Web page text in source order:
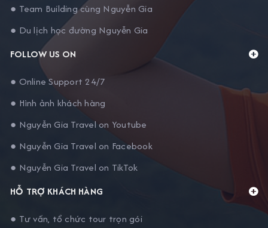
● Team Building cùng Nguyễn Gia
● Du lịch học đường Nguyễn Gia
FOLLOW US ON
● Online Support 24/7
● Hình ảnh khách hàng
● Nguyễn Gia Travel on Youtube
● Nguyễn Gia Travel on Facebook
● Nguyễn Gia Travel on TikTok
HỖ TRỢ KHÁCH HÀNG
● Tư vấn, tổ chức tour trọn gói